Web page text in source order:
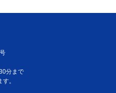
分まで
。